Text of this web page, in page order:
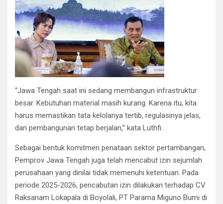
“Jawa Tengah saat ini sedang membangun infrastruktur
besar. Kebutuhan material masih kurang. Karena itu, kita
harus memastikan tata kelolanya tertib, regulasinya jelas,
dan pembangunan tetap berjalan,” kata Luthfi.
Sebagai bentuk komitmen penataan sektor pertambangan,
Pemprov Jawa Tengah juga telah mencabut izin sejumlah
perusahaan yang dinilai tidak memenuhi ketentuan. Pada
periode 2025-2026, pencabutan izin dilakukan terhadap CV
Raksanam Lokapala di Boyolali, PT Parama Miguno Bumi di